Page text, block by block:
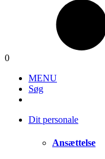
0
MENU
Søg
Dit personale
Ansættelse